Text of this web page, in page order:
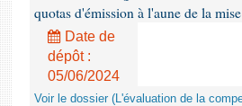
quotas d'émission à l'aune de la
Date de
dépôt :
05/06/2024
Voir le dossier (L'évaluation de la